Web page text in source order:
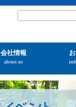
会社情報
about us